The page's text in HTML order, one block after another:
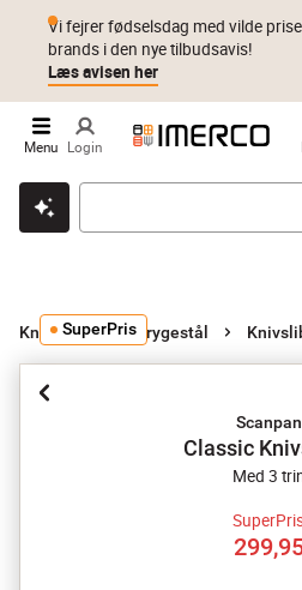
Klik & hent Byt i 1 år Prismatch
Vi fejrer fødselsdag med vilde
brands i den nye tilbudsavis!
Læs avisen her
Menu Login
Knivslibere og strygestål
SuperPris
Scanpan
Classic
Med 3